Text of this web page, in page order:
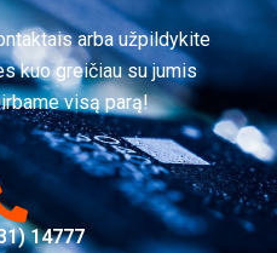
arba užpildykite
kuo greičiau su jumis
visą parą!
14777